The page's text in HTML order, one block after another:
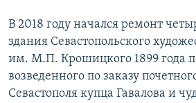
В 2018 году начался ремонт
здания Севастопольского
им. М.П. Крошицкого 1899 года
возведенного по заказу
Севастополя купца Гавалова и